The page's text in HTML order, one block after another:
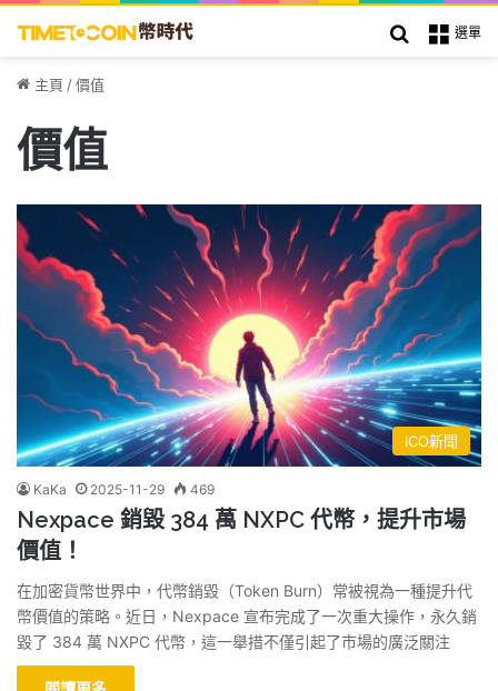
選單
搜索
主頁 /價值
價值
ICO新聞
KaKa 2025-11-29 469
Nexpace 銷毀 384 萬 NXPC 代幣，提升市場
價值！
在加密貨幣世界中，代幣銷毀（Token Burn）常被視為一種提升代
幣價值的策略。近日，Nexpace 宣布完成了一次重大操作，永久銷
毀了 384 萬 NXPC 代幣，這一舉措不僅引起了市場的廣泛關注